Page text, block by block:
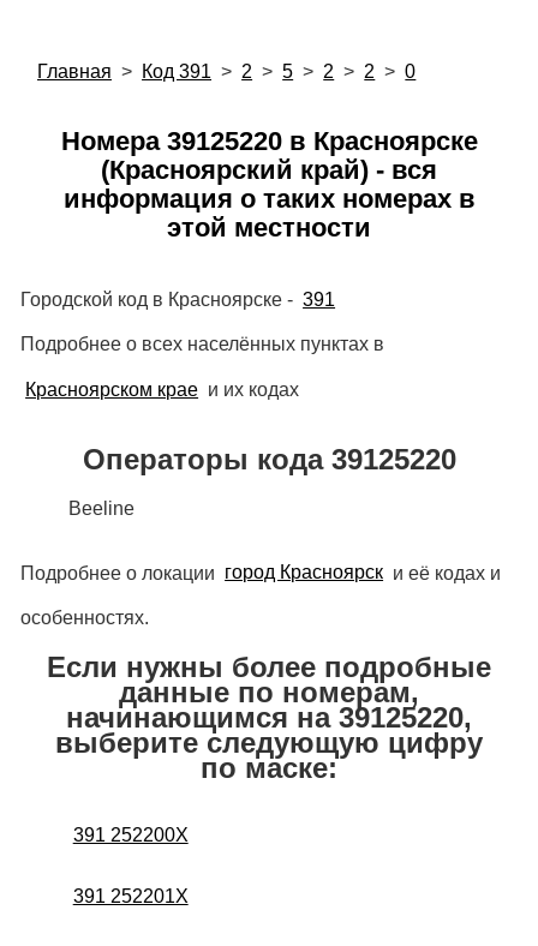
Главная > Код 391 > 2 > 5 > 2 > 2 > 0
Номера 39125220 в Красноярске
(Красноярский край) - вся
информация о таких номерах в
этой местности
Городской код в Красноярске - 391
Подробнее о всех населённых пунктах в
Красноярском крае и их кодах
Операторы кода 39125220
Beeline
Подробнее о локации город Красноярск и её кодах и
особенностях.
Если нужны более подробные
данные по номерам,
начинающимся на 39125220,
выберите следующую цифру
по маске:
391 252200X
391 252201X